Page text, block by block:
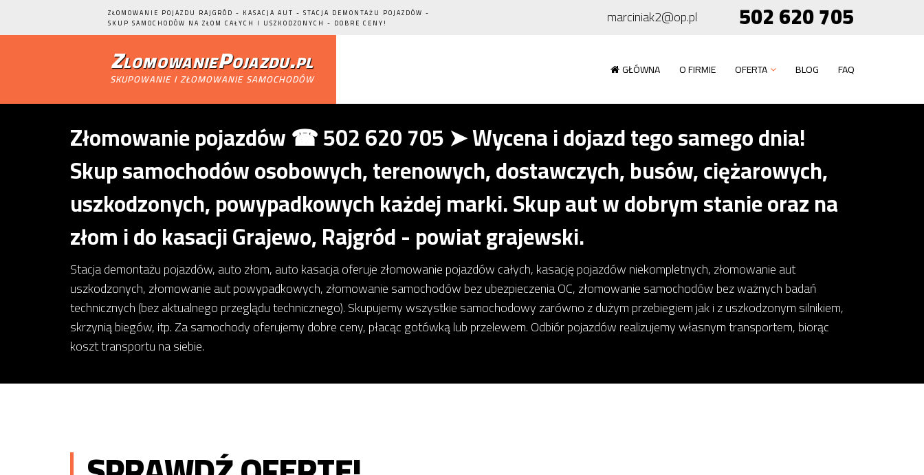
ZŁOMOWANIE POJAZDU RAJGRÓD - KASACJA AUT - STACJA DEMONTAŻU POJAZDÓW -
SKUP SAMOCHODÓW NA ZŁOM CAŁYCH I USZKODZONYCH - DOBRE CENY!
marciniak2@op.pl 502 620 705
ZlomowaniePojazdu.pl
skupowanie i złomowanie samochodów GŁÓWNA O FIRMIE OFERTA BLOG FAQ
Złomowanie pojazdów ☎ 502 620 705 ➤ Wycena i dojazd tego samego dnia!
Skup samochodów osobowych, terenowych, dostawczych, busów, ciężarowych,
uszkodzonych, powypadkowych każdej marki. Skup aut w dobrym stanie oraz na
złom i do kasacji Grajewo, Rajgród - powiat grajewski.
Stacja demontażu pojazdów, auto złom, auto kasacja oferuje złomowanie pojazdów całych, kasację pojazdów niekompletnych, złomowanie aut
uszkodzonych, złomowanie aut powypadkowych, złomowanie samochodów bez ubezpieczenia OC, złomowanie samochodów bez ważnych badań
technicznych (bez aktualnego przeglądu technicznego). Skupujemy wszystkie samochodowy zarówno z dużym przebiegiem jak i z uszkodzonym silnikiem,
skrzynią biegów, itp. Za samochody oferujemy dobre ceny, płacąc gotówką lub przelewem. Odbiór pojazdów realizujemy własnym transportem, biorąc
koszt transportu na siebie.